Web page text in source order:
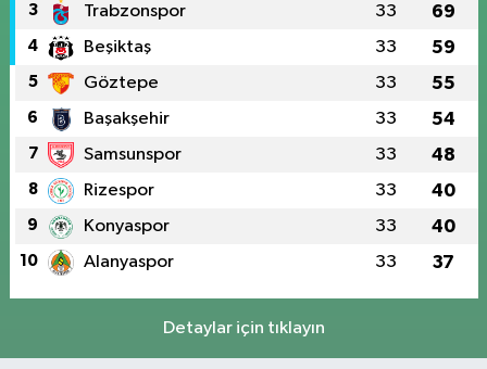
3 Trabzonspor 33 69
4 Beşiktaş 33 59
5 Göztepe 33 55
6 Başakşehir 33 54
7 Samsunspor 33 48
8 Rizespor 33 40
9 Konyaspor 33 40
10 Alanyaspor 33 37
Detaylar için tıklayın